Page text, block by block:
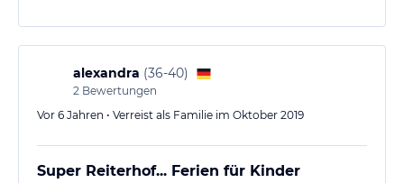
alexandra (36-40)
2 Bewertungen
Vor 6 Jahren • Verreist als Familie im Oktober 2019
Super Reiterhof... Ferien für Kinder